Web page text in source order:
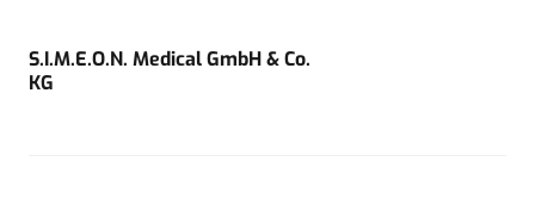
S.I.M.E.O.N. Medical GmbH & Co.
KG